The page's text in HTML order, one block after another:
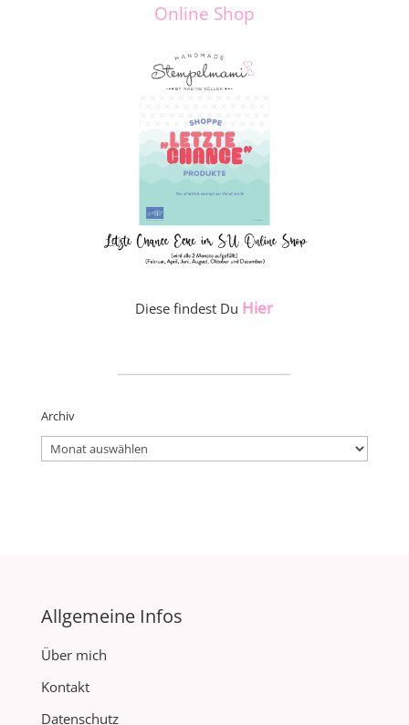
Online Shop
Diese findest Du Hier
Archiv
Archiv
Allgemeine Infos
Über mich
Kontakt
Datenschutz